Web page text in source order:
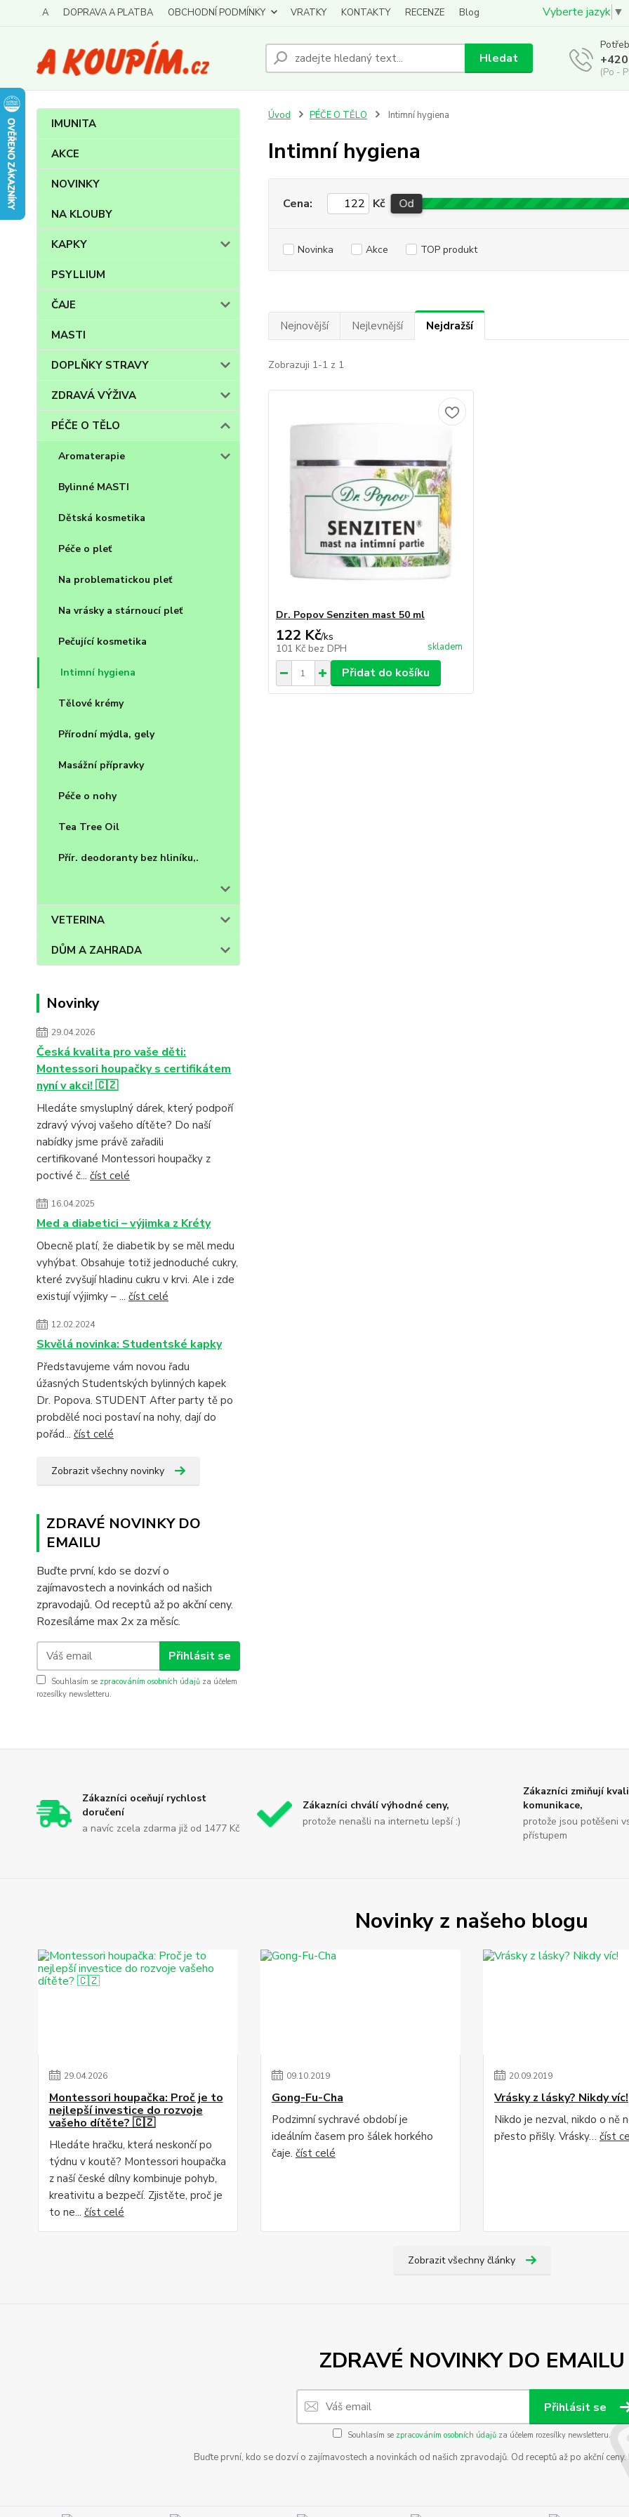
Vyberte jazyk ▼
A DOPRAVA A PLATBA OBCHODNÍ PODMÍNKY VRATKY KONTAKTY RECENZE Blog
Hledat
(Po -
IMUNITA
AKCE
NOVINKY
NA KLOUBY
KAPKY
PSYLLIUM
ČAJE
MASTI
DOPLŇKY STRAVY
ZDRAVÁ VÝŽIVA
PÉČE O TĚLO
Aromaterapie
Bylinné MASTI
Dětská kosmetika
Péče o pleť
Na problematickou pleť
Na vrásky a stárnoucí pleť
Pečující kosmetika
Intimní hygiena
Tělové krémy
Přírodní mýdla, gely
Masážní přípravky
Péče o nohy
Tea Tree Oil
Přír. deodoranty bez hliníku,.
VETERINA
DŮM A ZAHRADA
Novinky
29.04.2026
Česká kvalita pro vaše děti:
Montessori houpačky s certifikátem
nyní v akci! 🇨🇿
Hledáte smysluplný dárek, který podpoří
zdravý vývoj vašeho dítěte? Do naší
nabídky jsme právě zařadili
certifikované Montessori houpačky z
poctivé č... číst celé
16.04.2025
Med a diabetici – výjimka z Kréty
Obecně platí, že diabetik by se měl medu
vyhýbat. Obsahuje totiž jednoduché cukry,
které zvyšují hladinu cukru v krvi. Ale i zde
existují výjimky – ... číst celé
12.02.2024
Skvělá novinka: Studentské kapky
Představujeme vám novou řadu
úžasných Studentských bylinných kapek
Dr. Popova. STUDENT After party tě po
probdělé noci postaví na nohy, dají do
pořád... číst celé
Zobrazit všechny novinky
ZDRAVÉ NOVINKY DO
EMAILU
Buďte první, kdo se dozví o
zajímavostech a novinkách od našich
zpravodajů. Od receptů až po akční ceny.
Rozesíláme max 2x za měsíc.
Přihlásit se
Souhlasím se zpracováním osobních údajů za účelem
rozesílky newsletteru.
Úvod PÉČE O TĚLO Intimní hygiena
Intimní hygiena
Cena: Kč Od
Novinka Akce TOP produkt
Nejnovější Nejlevnější Nejdražší
Zobrazuji 1-1 z 1
Dr. Popov Senziten mast 50 ml
122 Kč/ks
101 Kč bez DPH skladem
Přidat do košíku
Zákazníci oceňují rychlost
doručení
a navíc zcela zdarma již od 1477 Kč
Zákazníci chválí výhodné ceny,
protože nenašli na internetu lepší :)
Zákazníci zmiňují
komunikace,
protože jsou potěšeni
přístupem
Novinky z našeho blogu
29.04.2026
Montessori houpačka: Proč je to
nejlepší investice do rozvoje
vašeho dítěte? 🇨🇿
Hledáte hračku, která neskončí po
týdnu v koutě? Montessori houpačka
z naší české dílny kombinuje pohyb,
kreativitu a bezpečí. Zjistěte, proč je
to ne... číst celé
09.10.2019
Gong-Fu-Cha
Podzimní sychravé období je
ideálním časem pro šálek horkého
čaje. číst celé
20.09.2019
Vrásky z lásky? Nikdy víc!
Nikdo je nezval, nikdo o ně
přesto přišly. Vrásky… číst
Zobrazit všechny články
ZDRAVÉ NOVINKY DO EMAILU
Přihlásit se
Souhlasím se zpracováním osobních údajů za účelem rozesílky newsletteru.
Buďte první, kdo se dozví o zajímavostech a novinkách od našich zpravodajů. Od receptů až po akční